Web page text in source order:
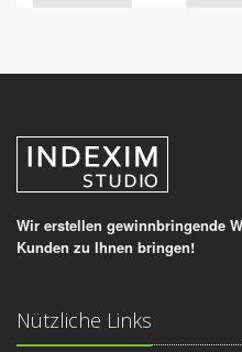
Wir erstellen gewinnbringende
Kunden zu Ihnen bringen!
Nützliche Links